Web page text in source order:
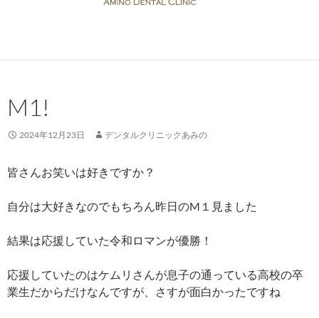
M1!
2024年12月23日 デンタルクリニックあみの
皆さんお笑いは好きですか？
自分は大好きなのでもちろん昨日のM１見ました
結果は応援していた令和ロマンが優勝！
応援していたのはケムリさんが息子の通っている高校の卒
業生だからだけなんですが、さすが面白かったですね